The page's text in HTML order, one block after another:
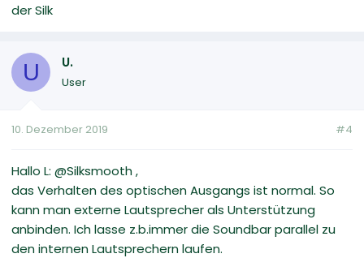
der Silk
U U.
User
10. Dezember 2019 #4
Hallo L: @Silksmooth ,
das Verhalten des optischen Ausgangs ist normal. So
kann man externe Lautsprecher als Unterstützung
anbinden. Ich lasse z.b.immer die Soundbar parallel zu
den internen Lautsprechern laufen.